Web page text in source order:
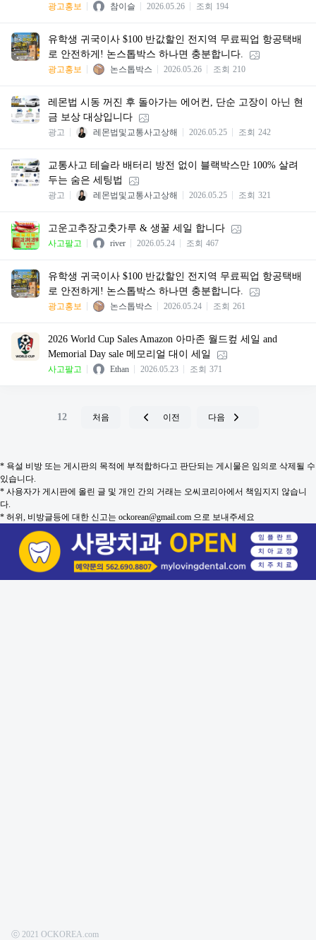
광고홍보 참이슬 2026.05.26 조회 194
유학생 귀국이사 $100 반값할인 전지역 무료픽업 항공택배
로 안전하게! 논스톱박스 하나면 충분합니다.
광고홍보 논스톱박스 2026.05.26 조회 210
레몬법 시동 꺼진 후 돌아가는 에어컨, 단순 고장이 아닌 현
금 보상 대상입니다
광고 레몬법및교통사고상해 2026.05.25 조회 242
교통사고 테슬라 배터리 방전 없이 블랙박스만 100% 살려
두는 숨은 세팅법
광고 레몬법및교통사고상해 2026.05.25 조회 321
고운고추장고춧가루 & 생꿀 세일 합니다
사고팔고 river 2026.05.24 조회 467
유학생 귀국이사 $100 반값할인 전지역 무료픽업 항공택배
로 안전하게! 논스톱박스 하나면 충분합니다.
광고홍보 논스톱박스 2026.05.24 조회 261
2026 World Cup Sales Amazon 아마존 월드컾 세일 and
Memorial Day sale 메모리얼 대이 세일
사고팔고 Ethan 2026.05.23 조회 371
12 처음 이전 다음
* 욕설 비방 또는 게시판의 목적에 부적합하다고 판단되는 게시물은 임의로 삭제될 수
있습니다.
* 사용자가 게시판에 올린 글 및 개인 간의 거래는 오씨코리아에서 책임지지 않습니
다.
* 허위, 비방글등에 대한 신고는 ockorean@gmail.com 으로 보내주세요
ⓒ 2021 OCKOREA.com